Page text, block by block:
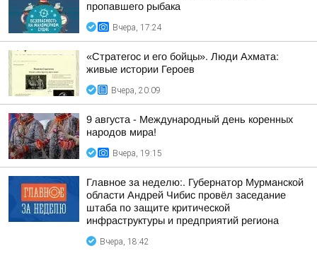
пропавшего рыбака
Вчера, 17:24
«Стратегос и его бойцы». Люди Ахмата:
живые истории Героев
Вчера, 20:09
9 августа - Международный день коренных
народов мира!
Вчера, 19:15
Главное за неделю:. Губернатор Мурманской
области Андрей Чибис провёл заседание
штаба по защите критической
инфраструктуры и предприятий региона
Вчера, 18:42